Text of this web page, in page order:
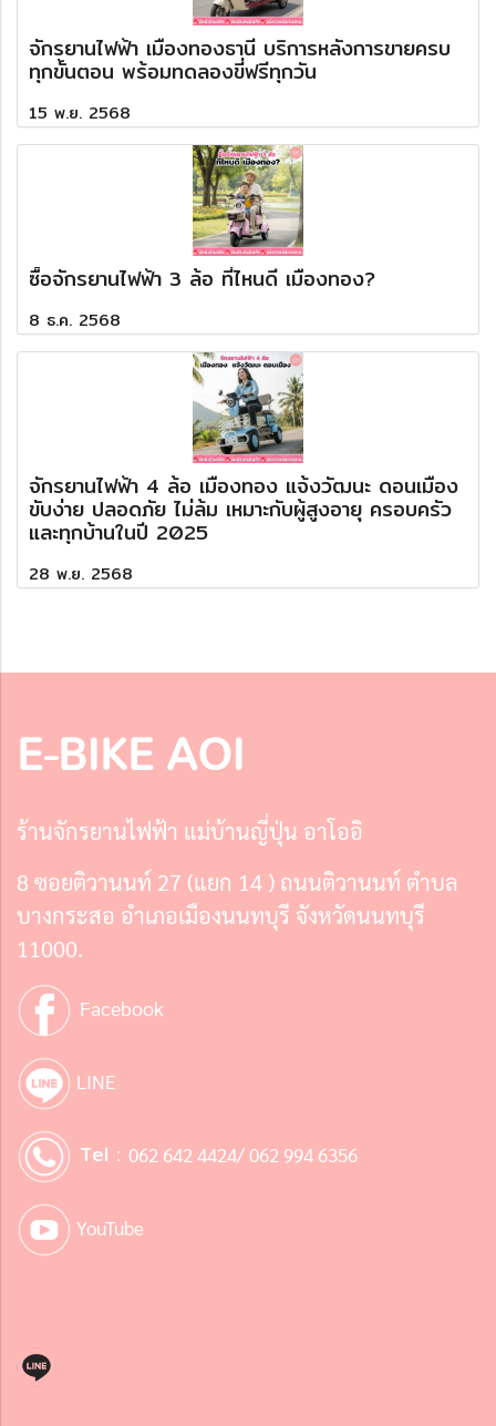
จักรยานไฟฟ้า เมืองทองธานี บริการหลังการขายครบ
ทุกขั้นตอน พร้อมทดลองขี่ฟรีทุกวัน
15 พ.ย. 2568
ซื้อจักรยานไฟฟ้า 3 ล้อ ที่ไหนดี เมืองทอง?
8 ธ.ค. 2568
จักรยานไฟฟ้า 4 ล้อ เมืองทอง แจ้งวัฒนะ ดอนเมือง
ขับง่าย ปลอดภัย ไม่ล้ม เหมาะกับผู้สูงอายุ ครอบครัว
และทุกบ้านในปี 2025
28 พ.ย. 2568
E-BIKE AOI
ร้านจักรยานไฟฟ้า แม่บ้านญี่ปุ่น อาโออิ
8 ซอยติวานนท์ 27 (แยก 14 ) ถนนติวานนท์ ตำบล
บางกระสอ อำเภอเมืองนนทบุรี จังหวัดนนทบุรี
11000.
Facebook
LINE
Tel : 062 642 4424/ 062 994 6356
YouTube